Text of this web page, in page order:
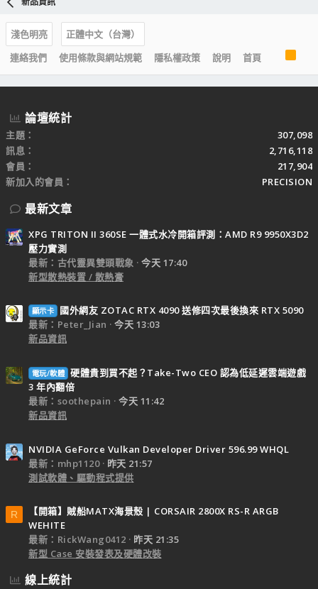
淺色明亮
正體中文（台灣）
連絡我們
使用條款與網站規範 隱私權政策 說明 首頁
S
論壇統計
主題
307,098
訊息
2,716,118
會員
217,904
新加入的會員
PRECISION
最新文章
XPG TRITON II 360SE 一體式水冷開箱評測：AMD R9 9950X3D2
壓力實測
最新：古代靈異雙頭戰象
今天 17:40
新型散熱裝置 / 散熱膏
顯示卡
國外網友 ZOTAC RTX 4090 送修四次最後換來 RTX 5090
最新：Peter_Jian
今天 13:03
新品資訊
電玩/軟體 硬體貴到買不起？Take-Two CEO 認為低延遲雲端遊戲
3 年內翻倍
最新：soothepain
今天 11:42
新品資訊
NVIDIA GeForce Vulkan Developer Driver 596.99 WHQL
最新：mhp1120
昨天 21:57
測試軟體、驅動程式提供
R
【開箱】賊船MATX海景殼 | CORSAIR 2800X RS-R ARGB
WEHITE
最新：RickWang0412
昨天 21:35
新型 Case 安裝發表及硬體改裝
線上統計